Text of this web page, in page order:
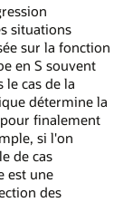
situations
sur la fonction
en S souvent
cas de la
détermine la
finalement
si l'on
de cas
est une
des